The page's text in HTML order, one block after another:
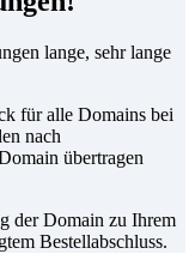
lange, sehr lange
für alle Domains bei
nach
übertragen
der Domain zu Ihrem
Bestellabschluss.